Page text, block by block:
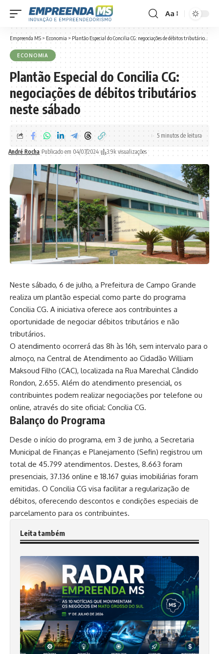
Font
Resizer
Aa
Empreenda MS>Economia > Plantão Especial do Concilia CG: negociações de débitos tributários neste sábado
ECONOMIA
Plantão Especial do Concilia CG:
negociações de débitos tributários
neste sábado
André Rocha Publicado em 04/07/2024 3.9k visualizações
5 minutos de leitura
Neste sábado, 6 de julho, a Prefeitura de Campo Grande
realiza um plantão especial como parte do programa
Concilia CG. A iniciativa oferece aos contribuintes a
oportunidade de negociar débitos tributários e não
tributários.
O atendimento ocorrerá das 8h às 16h, sem intervalo para o
almoço, na Central de Atendimento ao Cidadão William
Maksoud Filho (CAC), localizada na Rua Marechal Cândido
Rondon, 2.655. Além do atendimento presencial, os
contribuintes podem realizar negociações por telefone ou
online, através do site oficial: Concilia CG.
Balanço do Programa
Desde o início do programa, em 3 de junho, a Secretaria
Municipal de Finanças e Planejamento (Sefin) registrou um
total de 45.799 atendimentos. Destes, 8.663 foram
presenciais, 37.136 online e 18.167 guias imobiliárias foram
emitidas. O Concilia CG visa facilitar a regularização de
débitos, oferecendo descontos e condições especiais de
parcelamento para os contribuintes.
Leita também